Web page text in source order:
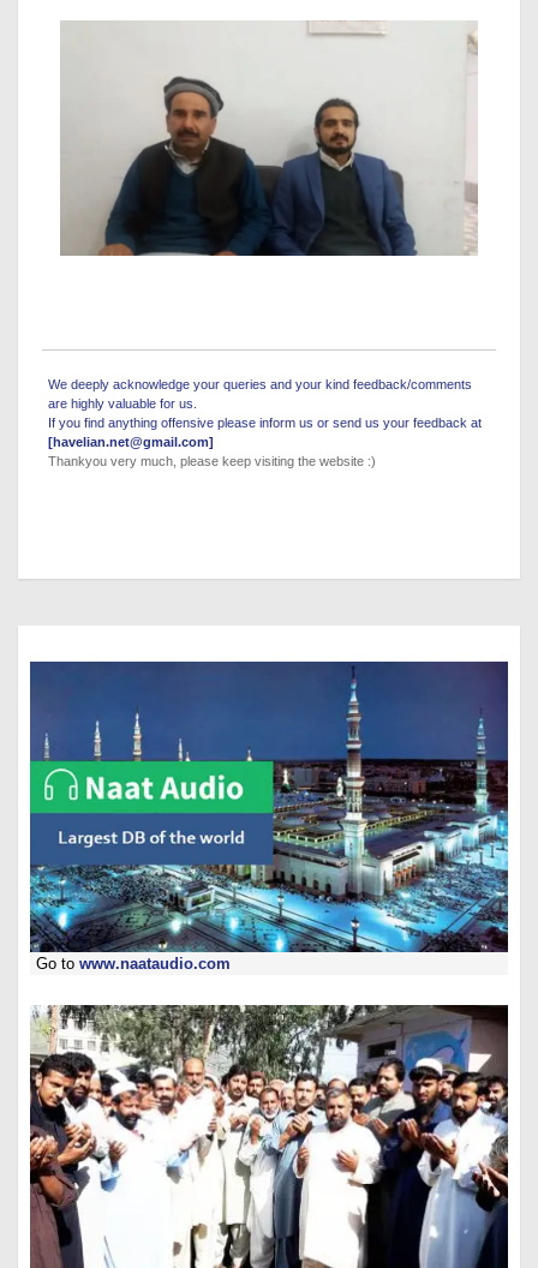
We deeply acknowledge your queries and your kind feedback/comments
are highly valuable for us.
If you find anything offensive please inform us or send us your feedback at
[havelian.net@gmail.com]
Thankyou very much, please keep visiting the website :)
Go to www.naataudio.com